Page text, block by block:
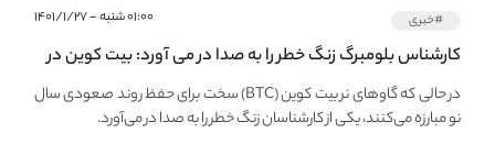
#خبری ۰۱:۰۰ شنبه - ۱۴۰۱/۱/۲۷
کارشناس بلومبرگ زنگ خطر را به صدا در می آورد: بیت کوین در
معرض خطر سقوط بزرگ است - دلیل آن چیست؟در حالی که گاوهای نر بیت کوین (BTC) سخت برای حفظ روند صعودی سال
نو مبارزه می‌کنند، یکی از کارشناسان زنگ خطر را به صدا در می‌آورد.